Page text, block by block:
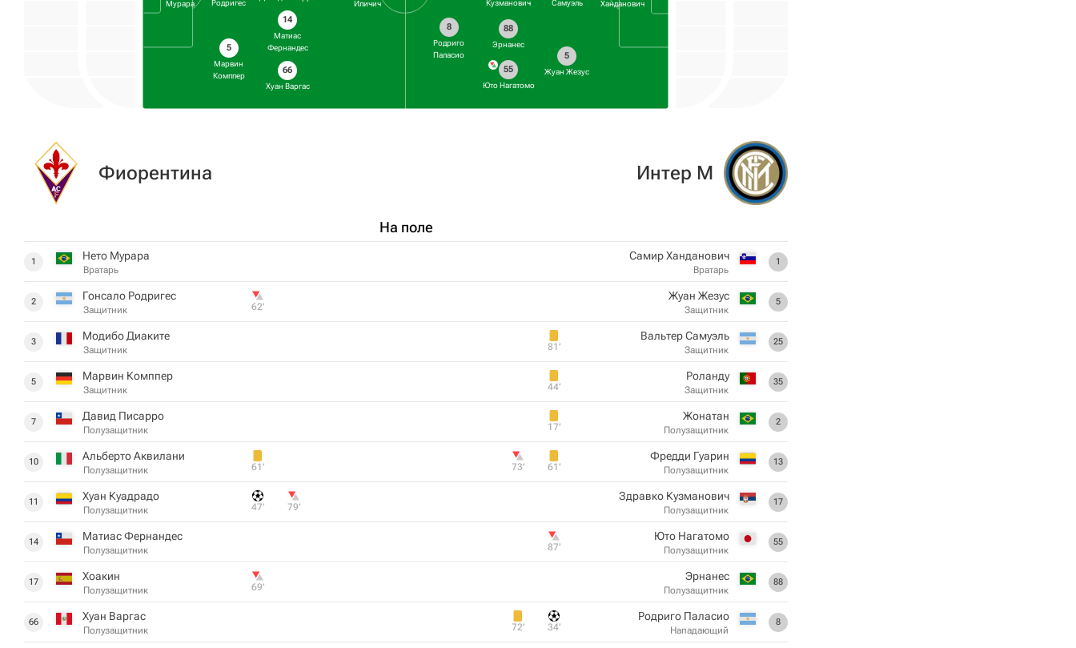
Мурара
Родригес
5
Марвин
Комппер
14
Матиас
Фернандес
66
Хуан Варгас
Иличич
Ханданович
Самуэль
5
Жуан Жезус
Кузманович
88
Эрнанес
55
Юто Нагатомо
8
Родриго
Паласио
Фиорентина
На поле
1 Нето Мурара
Вратарь
2 Гонсало Родригес
Защитник 62‎’‎
3 Модибо Диаките
Защитник
5 Марвин Комппер
Защитник
7 Давид Писарро
Полузащитник
10 Альберто Аквилани
Полузащитник 61‎’‎
11 Хуан Куадрадо
Полузащитник 47‎’‎ 79‎’‎
14 Матиас Фернандес
Полузащитник
17 Хоакин
Полузащитник 69‎’‎
66 Хуан Варгас
Полузащитник
Интер М
1
Самир Ханданович
Вратарь
5
Жуан Жезус
Защитник
25
Вальтер Самуэль
Защитник
81‎’‎
35
Роланду
Защитник
44‎’‎
2
Жонатан
Полузащитник
17‎’‎
13
Фредди Гуарин
Полузащитник
61‎’‎
73‎’‎
17
Здравко Кузманович
Полузащитник
55
Юто Нагатомо
Полузащитник
87‎’‎
88
Эрнанес
Полузащитник
8
Родриго Паласио
Нападающий
34‎’‎
72‎’‎